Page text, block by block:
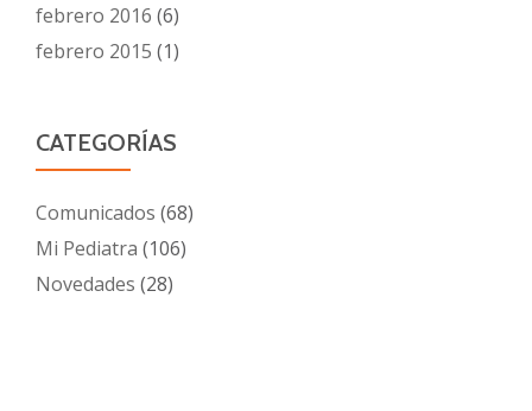
febrero 2016 (6)
febrero 2015 (1)
CATEGORÍAS
Comunicados (68)
Mi Pediatra (106)
Novedades (28)